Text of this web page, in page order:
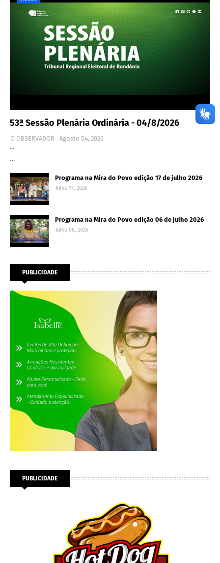
53ª Sessão Plenária Ordinária - 04/8/2026
O OBSERVADOR
Agosto 04, 2026
…
…
Programa na Mira do Povo edição 17 de julho 2026
Julho 17, 2026
Programa na Mira do Povo edição 06 de julho 2026
Julho 06, 2026
PUBLICIDADE
PUBLICIDADE